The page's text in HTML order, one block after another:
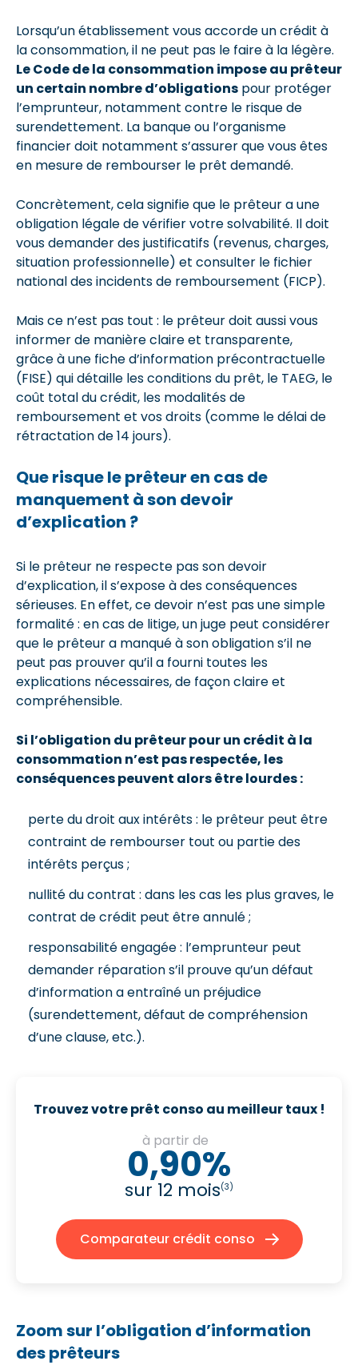
Lorsqu’un établissement vous accorde un crédit à
la consommation, il ne peut pas le faire à la légère.
Le Code de la consommation impose au prêteur
un certain nombre d’obligations pour protéger
l’emprunteur, notamment contre le risque de
surendettement. La banque ou l’organisme
financier doit notamment s’assurer que vous êtes
en mesure de rembourser le prêt demandé.
Concrètement, cela signifie que le prêteur a une
obligation légale de vérifier votre solvabilité. Il doit
vous demander des justificatifs (revenus, charges,
situation professionnelle) et consulter le fichier
national des incidents de remboursement (FICP).
Mais ce n’est pas tout : le prêteur doit aussi vous
informer de manière claire et transparente,
grâce à une fiche d’information précontractuelle
(FISE) qui détaille les conditions du prêt, le TAEG, le
coût total du crédit, les modalités de
remboursement et vos droits (comme le délai de
rétractation de 14 jours).
Que risque le prêteur en cas de
manquement à son devoir
d’explication ?
Si le prêteur ne respecte pas son devoir
d’explication, il s’expose à des conséquences
sérieuses. En effet, ce devoir n’est pas une simple
formalité : en cas de litige, un juge peut considérer
que le prêteur a manqué à son obligation s’il ne
peut pas prouver qu’il a fourni toutes les
explications nécessaires, de façon claire et
compréhensible.
Si l’obligation du prêteur pour un crédit à la
consommation n’est pas respectée, les
conséquences peuvent alors être lourdes :
perte du droit aux intérêts : le prêteur peut être
contraint de rembourser tout ou partie des
intérêts perçus ;
nullité du contrat : dans les cas les plus graves, le
contrat de crédit peut être annulé ;
responsabilité engagée : l’emprunteur peut
demander réparation s’il prouve qu’un défaut
d’information a entraîné un préjudice
(surendettement, défaut de compréhension
d’une clause, etc.).
Trouvez votre prêt conso au meilleur taux !
à partir de
0,90%
sur 12 mois(3)
Comparateur crédit conso
Zoom sur l’obligation d’information
des prêteurs